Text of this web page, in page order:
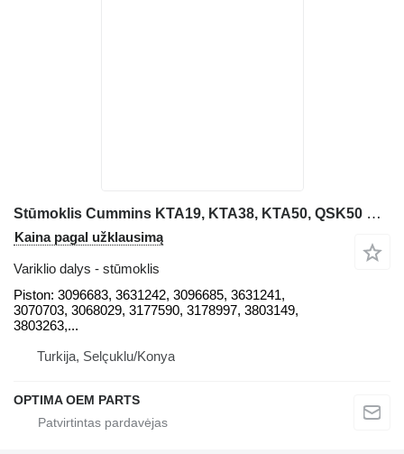
Stūmoklis Cummins KTA19, KTA38, KTA50, QSK50 Piston: karjerinio savivarčio
Kaina pagal užklausimą
Variklio dalys - stūmoklis
Piston: 3096683, 3631242, 3096685, 3631241,
3070703, 3068029, 3177590, 3178997, 3803149,
3803263,...
Turkija, Selçuklu/Konya
OPTIMA OEM PARTS